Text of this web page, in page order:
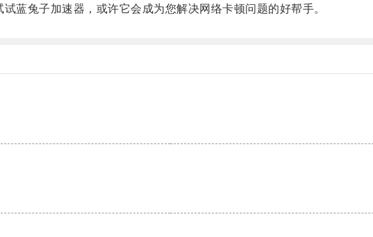
兔子加速器，或许它会成为您解决网络卡顿问题的好帮手。